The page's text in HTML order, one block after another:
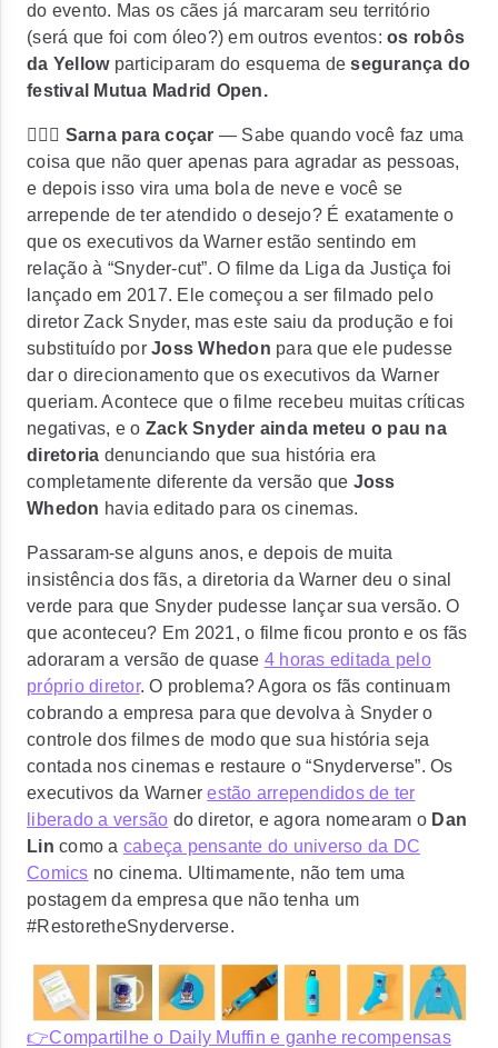
do evento. Mas os cães já marcaram seu território
(será que foi com óleo?) em outros eventos: os robôs
da Yellowparticiparam do esquema desegurança do
festival Mutua Madrid Open.
🦸🏻‍♂️ Sarna para coçar — Sabe quando você faz uma
coisa que não quer apenas para agradar as pessoas,
e depois isso vira uma bola de neve e você se
arrepende de ter atendido o desejo? É exatamente o
que os executivos da Warner estão sentindo em
relação à “Snyder-cut”. O filme da Liga da Justiça foi
lançado em 2017. Ele começou a ser filmado pelo
diretor Zack Snyder, mas este saiu da produção e foi
substituído por Joss Whedon para que ele pudesse
dar o direcionamento que os executivos da Warner
queriam. Acontece que o filme recebeu muitas críticas
negativas, e o Zack Snyder ainda meteu o pau na
diretoria denunciando que sua história era
completamente diferente da versão que Joss
Whedon havia editado para os cinemas.
Passaram-se alguns anos, e depois de muita
insistência dos fãs, a diretoria da Warner deu o sinal
verde para que Snyder pudesse lançar sua versão. O
que aconteceu? Em 2021, o filme ficou pronto e os fãs
adoraram a versão de quase 4 horas editada pelo
próprio diretor. O problema? Agora os fãs continuam
cobrando a empresa para que devolva à Snyder o
controle dos filmes de modo que sua história seja
contada nos cinemas e restaure o “Snyderverse”. Os
executivos da Warnerestão arrependidos de ter
liberado a versão do diretor, e agora nomearam o Dan
Lin como a cabeça pensante do universo da DC
Comics no cinema. Ultimamente, não tem uma
postagem da empresa que não tenha um
#RestoretheSnyderverse.
👉Compartilhe o Daily Muffin e ganhe recompensas